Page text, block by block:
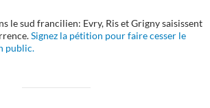
le sud francilien: Evry, Ris et Grigny saisissent
Signez la pétition pour faire cesser le
public.